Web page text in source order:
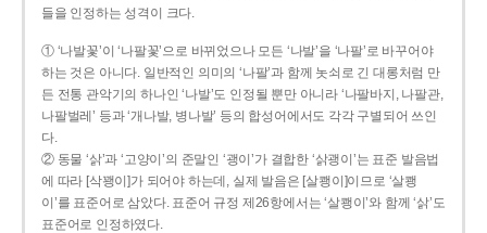
들을 인정하는 성격이 크다.
① ‘나발꽃’이 ‘나팔꽃’으로 바뀌었으나 모든 ‘나발’을 ‘나팔’로 바꾸어야
하는 것은 아니다. 일반적인 의미의 ‘나팔’과 함께 놋쇠로 긴 대롱처럼 만
든 전통 관악기의 하나인 ‘나발’도 인정될 뿐만 아니라 ‘나팔바지, 나팔관,
나팔벌레’ 등과 ‘개나발, 병나발’ 등의 합성어에서도 각각 구별되어 쓰인
다.
② 동물 ‘삵’과 ‘고양이’의 준말인 ‘괭이’가 결합한 ‘삵괭이’는 표준 발음법
에 따라 [삭꽹이]가 되어야 하는데, 실제 발음은 [살쾡이]이므로 ‘살쾡
이’를 표준어로 삼았다. 표준어 규정 제26항에서는 ‘살쾡이’와 함께 ‘삵’도
표준어로 인정하였다.